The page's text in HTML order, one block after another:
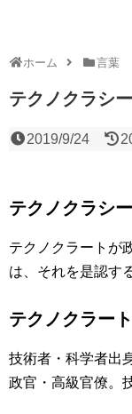
ホーム 言葉
テクノクラシー
2019/9/24
テクノクラシー
テクノクラートが
は、それを是認す
テクノクラート
技術者・科学者出
政官・高級官僚。